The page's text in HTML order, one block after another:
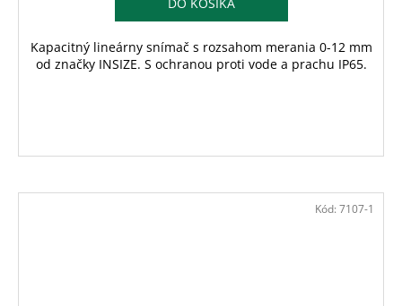
Kapacitný lineárny snímač s rozsahom merania 0-12 mm
od značky INSIZE. S ochranou proti vode a prachu IP65.
Kód: 7107-1